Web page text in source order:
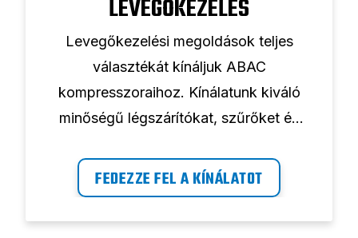
LEVEGŐKEZELÉS
Levegőkezelési megoldások teljes
választékát kínáljuk ABAC
kompresszoraihoz. Kínálatunk kiváló
minőségű légszárítókat, szűrőket és
tartalmaz, amelyek optimális
teljesítményt, energiahatékonyságot és
minimális állásidőt biztosítanak.
FEDEZZE FEL A KÍNÁLATOT